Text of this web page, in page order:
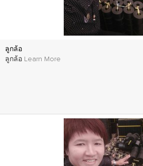
ลูกล้อ
ลูกล้อ Learn More